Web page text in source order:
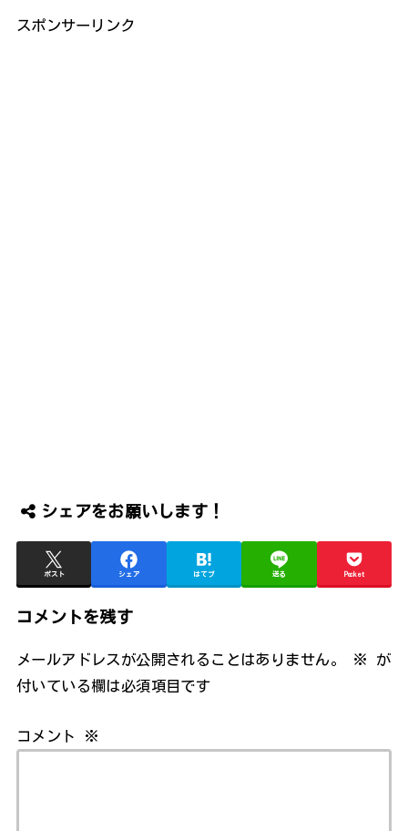
スポンサーリンク
シェアをお願いします！
ポスト シェア はてブ 送る Pocket
コメントを残す
メールアドレスが公開されることはありません。 ※
が
付いている欄は必須項目です
コメント ※